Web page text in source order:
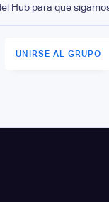
Hub para que
UNIRSE AL GRUPO